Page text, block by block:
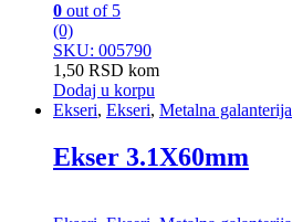
0 out of 5
(0)
SKU: 005790
1,50 RSD kom
Dodaj u korpu
Ekseri, Ekseri, Metalna galanterija
Ekser 3.1X60mm